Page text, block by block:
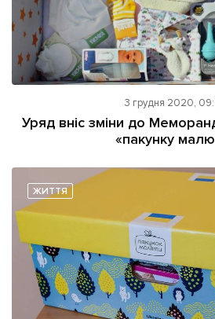
3 грудня 2020,
Уряд вніс зміни до
«пакунку
ЖИТТЯ